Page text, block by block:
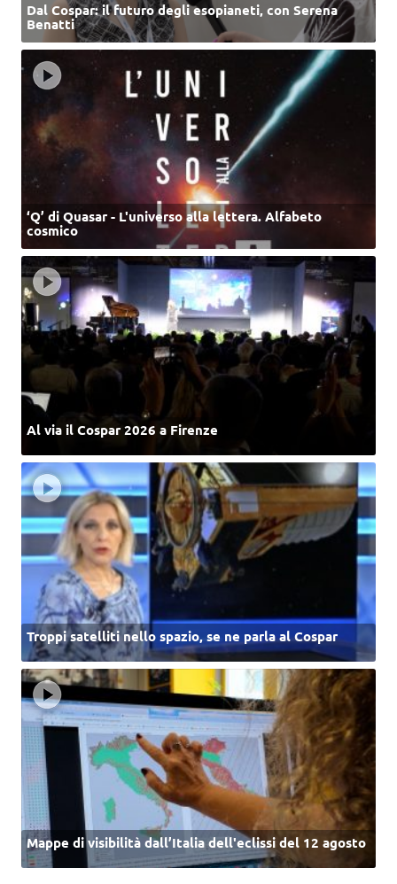
Dal Cospar: il futuro degli esopianeti, con Serena
Benatti
‘Q’ di Quasar - L'universo alla lettera. Alfabeto
cosmico
Al via il Cospar 2026 a Firenze
Troppi satelliti nello spazio, se ne parla al Cospar
Mappe di visibilità dall’Italia dell'eclissi del 12 agosto